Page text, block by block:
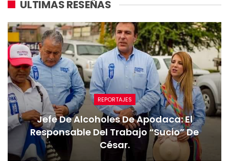
ULTIMAS RESEÑAS
REPORTAJES
Jefe De Alcoholes De Apodaca: El
Responsable Del Trabajo “sucio” De
César.